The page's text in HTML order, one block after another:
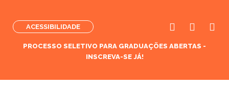
ACESSIBILIDADE
PROCESSO SELETIVO PARA GRADUAÇÕES ABERTAS -
INSCREVA-SE JÁ!